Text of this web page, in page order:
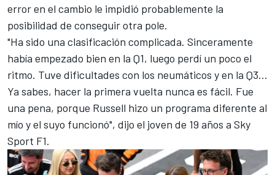
error en el cambio le impidió probablemente la
posibilidad de conseguir otra pole.
"Ha sido una clasificación complicada. Sinceramente
había empezado bien en la Q1, luego perdí un poco el
ritmo. Tuve dificultades con los neumáticos y en la Q3...
Ya sabes, hacer la primera vuelta nunca es fácil. Fue
una pena, porque Russell hizo un programa diferente al
mío y el suyo funcionó", dijo el joven de 19 años a Sky
Sport F1.